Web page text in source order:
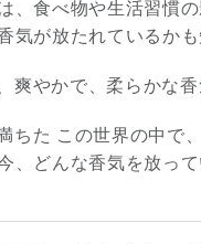
、食べ物や生活習慣
気が放たれているかも
爽やかで、柔らかな
ちた この世界の中で
、どんな香気を放って